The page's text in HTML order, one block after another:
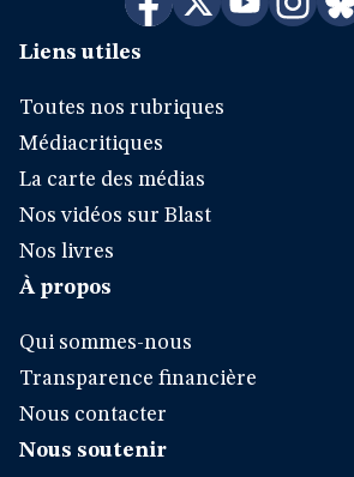
Liens utiles
Toutes nos rubriques
Médiacritiques
La carte des médias
Nos vidéos sur Blast
Nos livres
À propos
Qui sommes-nous
Transparence financière
Nous contacter
Nous soutenir